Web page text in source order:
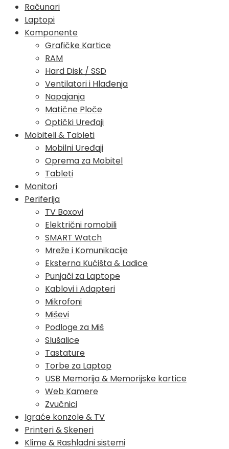
Računari
Laptopi
Komponente
Grafičke Kartice
RAM
Hard Disk / SSD
Ventilatori i Hlađenja
Napajanja
Matične Ploče
Optički Uređaji
Mobiteli & Tableti
Mobilni Uređaji
Oprema za Mobitel
Tableti
Monitori
Periferija
TV Boxovi
Električni romobili
SMART Watch
Mreže i Komunikacije
Eksterna Kućišta & Ladice
Punjači za Laptope
Kablovi i Adapteri
Mikrofoni
Miševi
Podloge za Miš
Slušalice
Tastature
Torbe za Laptop
USB Memorija & Memorijske kartice
Web Kamere
Zvučnici
Igraće konzole & TV
Printeri & Skeneri
Klime & Rashladni sistemi